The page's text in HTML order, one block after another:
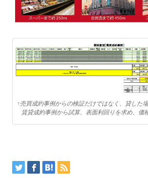
↑売買成約事例からの検証だけではなく、貸した
賃貸成約事例から試算、表面利回りを求め、価